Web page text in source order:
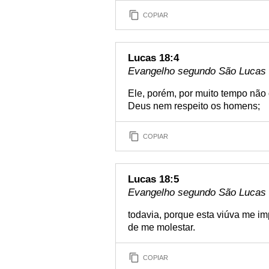
COPIAR
Lucas 18:4
Evangelho segundo São
Ele, porém, por muito tempo
Deus nem respeito os homens;
COPIAR
Lucas 18:5
Evangelho segundo São
todavia, porque esta viúva me
de me molestar.
COPIAR